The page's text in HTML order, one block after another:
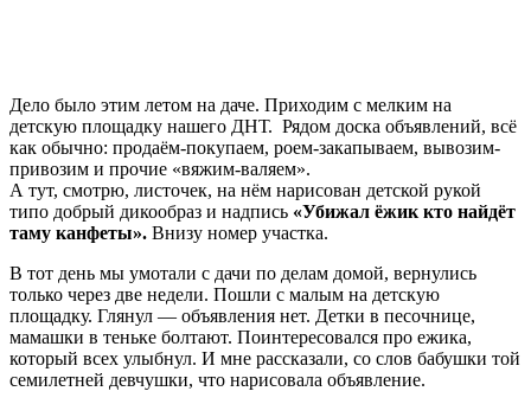
Дело было этим летом на даче. Приходим с мелким на
детскую площадку нашего ДНТ. Рядом доска объявлений, всё
как обычно: продаём-покупаем, роем-закапываем, вывозим-
привозим и прочие «вяжим-валяем».
А тут, смотрю, листочек, на нём нарисован детской рукой
типо добрый дикообраз и надпись «Убижал ёжик кто найдёт
таму канфеты». Внизу номер участка.
В тот день мы умотали с дачи по делам домой, вернулись
только через две недели. Пошли с малым на детскую
площадку. Глянул — объявления нет. Детки в песочнице,
мамашки в теньке болтают. Поинтересовался про ежика,
который всех улыбнул. И мне рассказали, со слов бабушки той
семилетней девчушки, что нарисовала объявление.